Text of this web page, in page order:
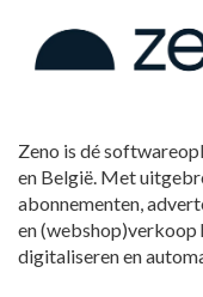
Zeno is dé
en België. Met
abonnementen,
en (webshop)verkoop
digitaliseren en